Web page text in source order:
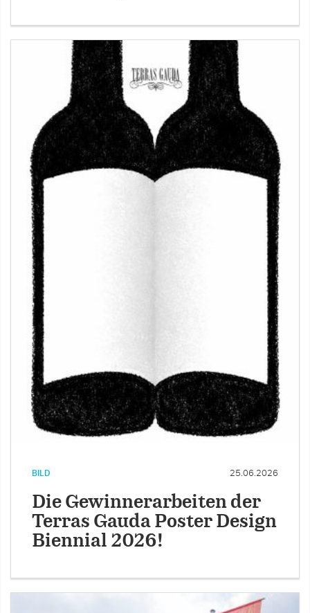
BILD 25.06.2026
Die Gewinnerarbeiten der
Terras Gauda Poster Design
Biennial 2026!